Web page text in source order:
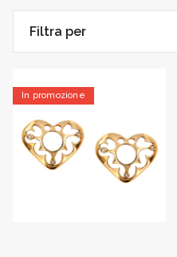
Filtra per
In promozione